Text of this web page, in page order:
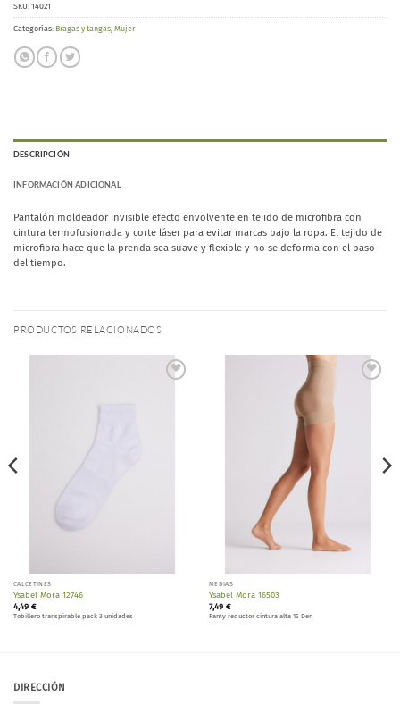
SKU: 14021
Categorías: Bragas y tangas Mujer
DESCRIPCIÓN
INFORMACIÓN ADICIONAL
Pantalón moldeador invisible efecto envolvente en tejido de microfibra con
cintura termofusionada y corte láser para evitar marcas bajo la ropa. El tejido de
microfibra hace que la prenda sea suave y flexible y no se deforma con el paso
del tiempo.
PRODUCTOS RELACIONADOS
CALCETINES
Ysabel Mora 12746
4,49 €
Tobillero transpirable pack 3 unidades
MEDIAS
Ysabel Mora 16503
7,49 €
Panty reductor cintura alta 15 Den
DIRECCIÓN